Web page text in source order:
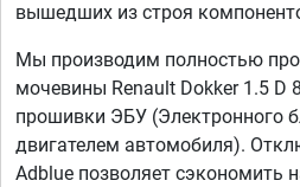
вышедших из строя
Мы производим полностью
мочевины Renault Dokker 1.5 D
прошивки ЭБУ (Электронного
двигателем автомобиля).
Adblue позволяет сэкономить